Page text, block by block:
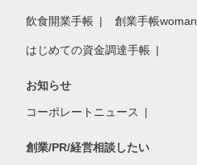
飲食開業手帳 創業手帳woman
はじめての資金調達手帳
お知らせ
コーポレートニュース
創業/PR/経営相談したい